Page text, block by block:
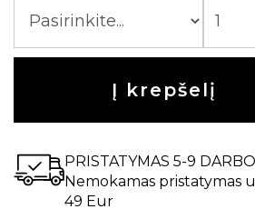
Į krepšelį
PRISTATYMAS 5-9
Nemokamas pristatymas
49 Eur